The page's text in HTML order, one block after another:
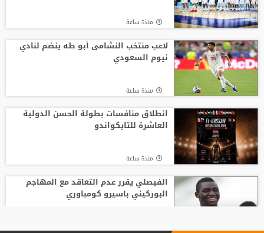
منذ5 ساعة
لاعب منتخب النشامى أبو طه ينضم لنادي
نيوم السعودي
منذ5 ساعة
انطلاق منافسات بطولة الحسن الدولية
العاشرة للتايكواندو
منذ5 ساعة
الفيصلي يقرر عدم التعاقد مع المهاجم
البوركيني باسيرو كومباوري